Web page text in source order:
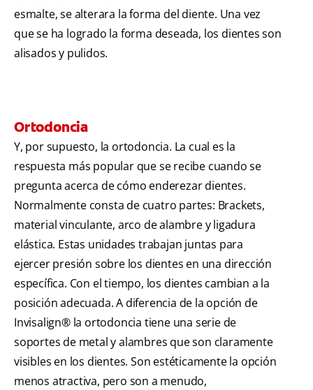
esmalte, se alterara la forma del diente. Una vez
que se ha logrado la forma deseada, los dientes son
alisados y pulidos.
Ortodoncia
Y, por supuesto, la ortodoncia. La cual es la
respuesta más popular que se recibe cuando se
pregunta acerca de cómo enderezar dientes.
Normalmente consta de cuatro partes: Brackets,
material vinculante, arco de alambre y ligadura
elástica. Estas unidades trabajan juntas para
ejercer presión sobre los dientes en una dirección
específica. Con el tiempo, los dientes cambian a la
posición adecuada. A diferencia de la opción de
Invisalign® la ortodoncia tiene una serie de
soportes de metal y alambres que son claramente
visibles en los dientes. Son estéticamente la opción
menos atractiva, pero son a menudo,